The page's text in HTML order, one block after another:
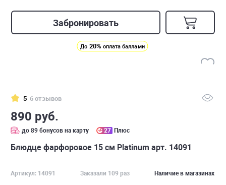
Забронировать
До 20% оплата баллами
5 6 отзывов
890 руб.
до 89 бонусов на карту 27 Плюс
Блюдце фарфоровое 15 см Platinum арт. 14091
Артикул: 14091 Заказали 109 раз Наличие в магазинах